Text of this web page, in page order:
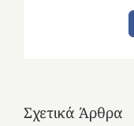
Σχετικά Άρθρα